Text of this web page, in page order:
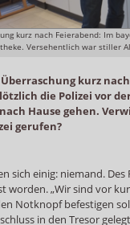
kurz nach Feierabend: Im
Versehentlich war stiller
Überraschung kurz
die Polizei vor
Hause gehen.
gerufen?
sich einig: niemand.
worden. „Wir sind vor
Notknopf befestigen
in den Tresor